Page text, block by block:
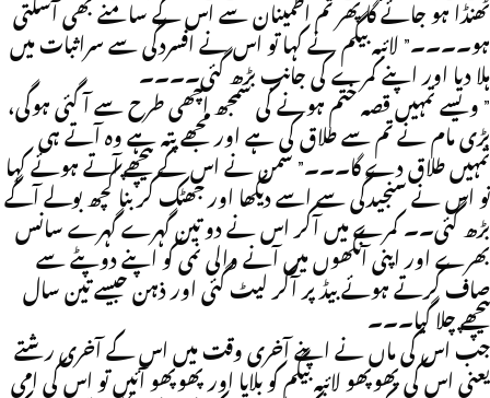
ٹھنڈا ہو جائے گا پھر تم اطمینان سے اس کے سامنے بھی آسکتی
ہو۔۔۔۔” لائبہ بیگم نے کہا تو اس نے افسردگی سے سراثبات میں
ہلا دیا اور اپنے کمرے کی جانب بڑھ گئی۔۔۔۔
” ویسے تمہیں قصہ ختم ہونے کی سمجھ اچھی طرح سے آ گئی ہوگی،
بڑی مام نے تم سے طلاق کی ہے اور مجھے پتہ ہے وہ آتے ہی
تمہیں طلاق دے گا۔۔۔” سمن نے اس کے پیچھے آتے ہوئے کہا
تو اس نے سنجیدگی سے اسے دیکھا اور جھٹک کر بنا کچھ بولے آگے
بڑھ گئی۔۔ کمرے میں آکر اس نے دو تین گہرے گہرے سانس
بھرے اور اپنی آنکھوں میں آنے والی نمی کو اپنے دوپٹے سے
صاف کرتے ہوئے بیڈ پر آکر لیٹ گئی اور ذہن جیسے تین سال
پیچھے چلا گیا۔۔۔
جب اس کی ماں نے اپنے آخری وقت میں اس کے آخری رشتے
یعنی اس کی پھوپھو لائبہ بیگم کو بلایا اور پھوپھو آئیں تو اس کی امی